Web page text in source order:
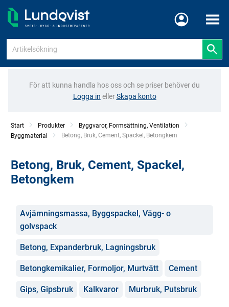
Meny
För att kunna handla hos oss och se priser behöver du
Logga in ellerSkapa konto
Start Produkter
Byggvaror, Formsättning, Ventilation
Byggmaterial
Current:
Betong, Bruk, Cement, Spackel, Betongkem
Betong, Bruk, Cement, Spackel,
Betongkem
Kategorier
Avjämningsmassa, Byggspackel, Vägg- o
golvspack
Betong, Expanderbruk, Lagningsbruk
Betongkemikalier, Formoljor, Murtvätt Cement
Gips, Gipsbruk Kalkvaror Murbruk, Putsbruk